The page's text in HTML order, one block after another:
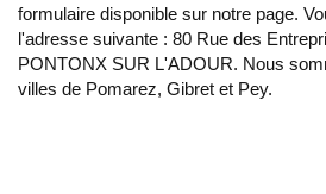
formulaire disponible sur notre page.
l'adresse suivante : 80 Rue des
PONTONX SUR L'ADOUR. Nous
villes de Pomarez, Gibret et Pey.